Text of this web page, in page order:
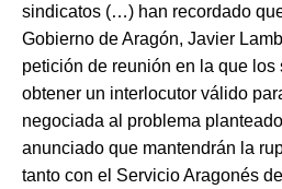
sindicatos (…) han recordado
Gobierno de Aragón, Javier
petición de reunión en la que
obtener un interlocutor válido
negociada al problema
anunciado que mantendrán la
tanto con el Servicio Aragonés